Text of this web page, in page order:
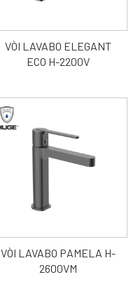
VÒI LAVABO ELEGANT
ECO H-2200V
VÒI LAVABO PAMELA H-
2600VM